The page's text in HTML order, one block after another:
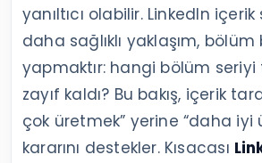
yanıltıcı olabilir. LinkedIn
daha sağlıklı yaklaşım, bölüm
yapmaktır: hangi bölüm seriyi
zayıf kaldı? Bu bakış, içerik
çok üretmek” yerine “daha iyi
kararını destekler. Kısacası